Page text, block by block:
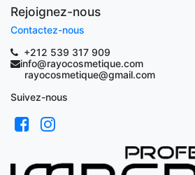
Rejoignez-nous
Contactez-nous
+212 539 317 909
info@rayocosmetique.com
rayocosmetique@gmail.com
Suivez-nous